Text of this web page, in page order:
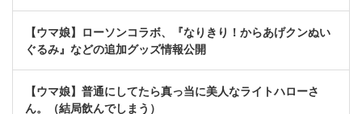
【ウマ娘】ローソンコラボ、『なりきり！からあげクンぬい
ぐるみ』などの追加グッズ情報公開
【ウマ娘】普通にしてたら真っ当に美人なライトハローさ
ん。（結局飲んでしまう）